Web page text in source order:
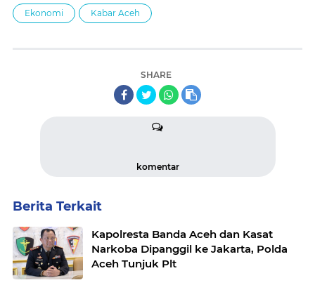
Ekonomi Kabar Aceh
SHARE
komentar
Berita Terkait
Kapolresta Banda Aceh dan Kasat
Narkoba Dipanggil ke Jakarta, Polda
Aceh Tunjuk Plt